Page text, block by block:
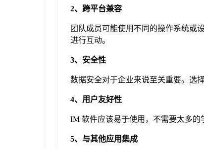
2、跨平台兼容
团队成员可能使用不同的操作系统或
进行互动。
3、安全性
数据安全对于企业来说至关重要。选
4、用户友好性
IM 软件应该易于使用，不需要太多的
5、与其他应用集成